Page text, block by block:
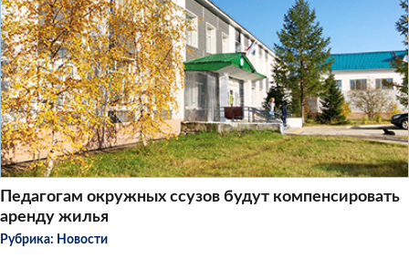
Педагогам окружных ссузов будут компенсировать
аренду жилья
Рубрика: Новости